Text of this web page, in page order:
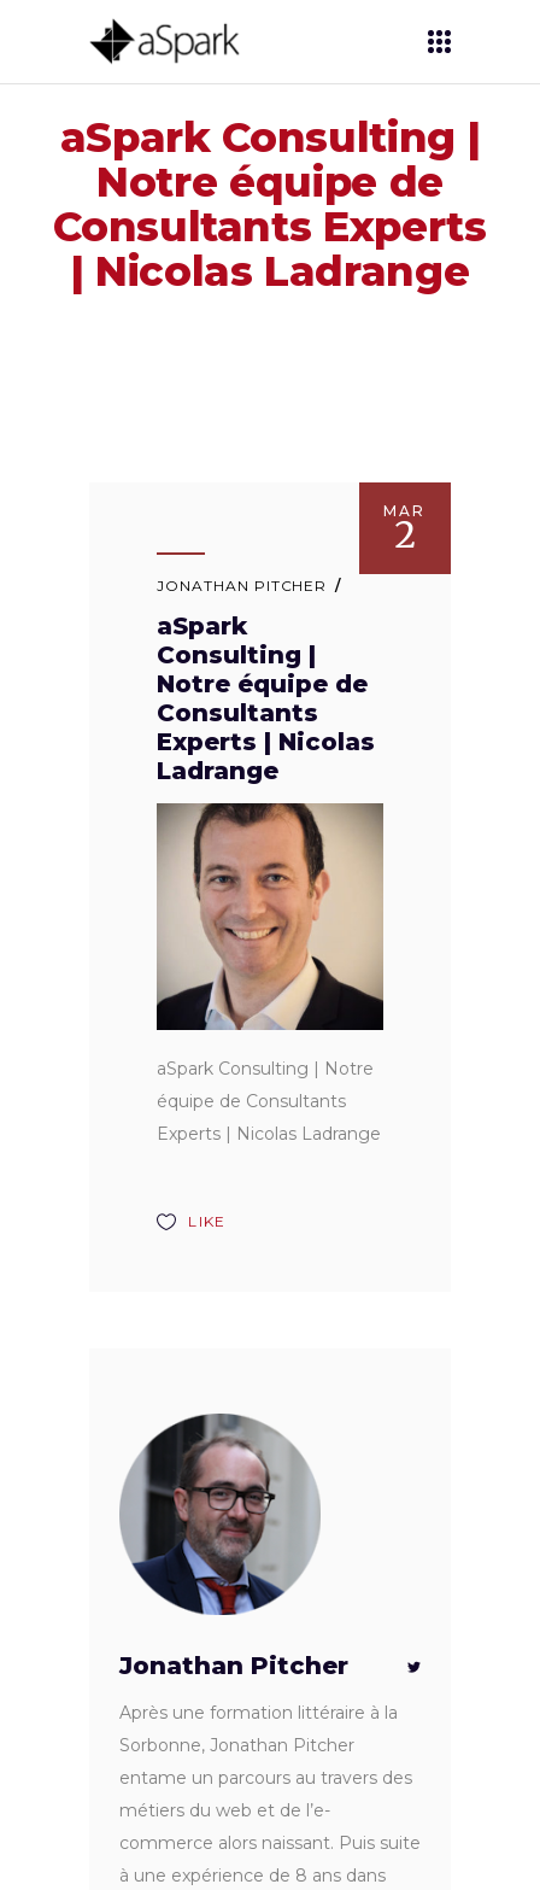
aSpark Consulting |
Notre équipe de
Consultants Experts
| Nicolas Ladrange
MAR
2
JONATHAN PITCHER
aSpark
Consulting |
Notre équipe de
Consultants
Experts | Nicolas
Ladrange
aSpark Consulting | Notre
équipe de Consultants
Experts | Nicolas Ladrange
LIKE
Jonathan Pitcher
Après une formation littéraire à la
Sorbonne, Jonathan Pitcher
entame un parcours au travers des
métiers du web et de l’e-
commerce alors naissant. Puis suite
à une expérience de 8 ans dans